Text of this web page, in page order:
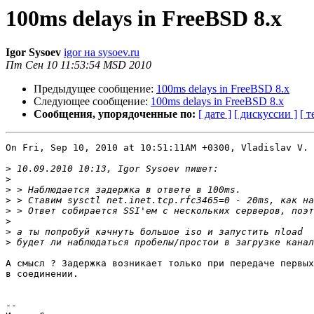
100ms delays in FreeBSD 8.x
Igor Sysoev igor на sysoev.ru
Пт Сен 10 11:53:54 MSD 2010
Предыдущее сообщение: 100ms delays in FreeBSD 8.x
Следующее сообщение: 100ms delays in FreeBSD 8.x
Сообщения, упорядоченные по: [ дате ] [ дискуссии ] [
On Fri, Sep 10, 2010 at 10:51:11AM +0300, Vladislav V.
>
>
>
>
>
>
>
>
А смысл ? Задержка возникает только при передаче
в соединении.
--